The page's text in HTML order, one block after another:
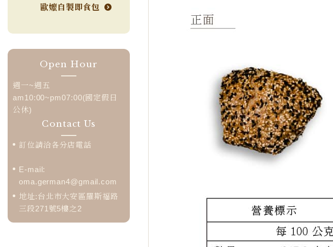
歐嬤自製即食包
Open Hour
週一~週五
am10:00~pm07:00(國定假日
公休)
Contact Us
訂位請洽各分店電話
E-mail:
oma.german4@gmail.com
地址:台北市大安區羅斯福路
三段271號5樓之2